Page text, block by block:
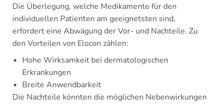
Die Überlegung, welche Medikamente für den
individuellen Patienten am geeignetsten sind,
erfordert eine Abwägung der Vor- und Nachteile. Zu
den Vorteilen von Elocon zählen:
Hohe Wirksamkeit bei dermatologischen
Erkrankungen
Breite Anwendbarkeit
Die Nachteile könnten die möglichen Nebenwirkungen